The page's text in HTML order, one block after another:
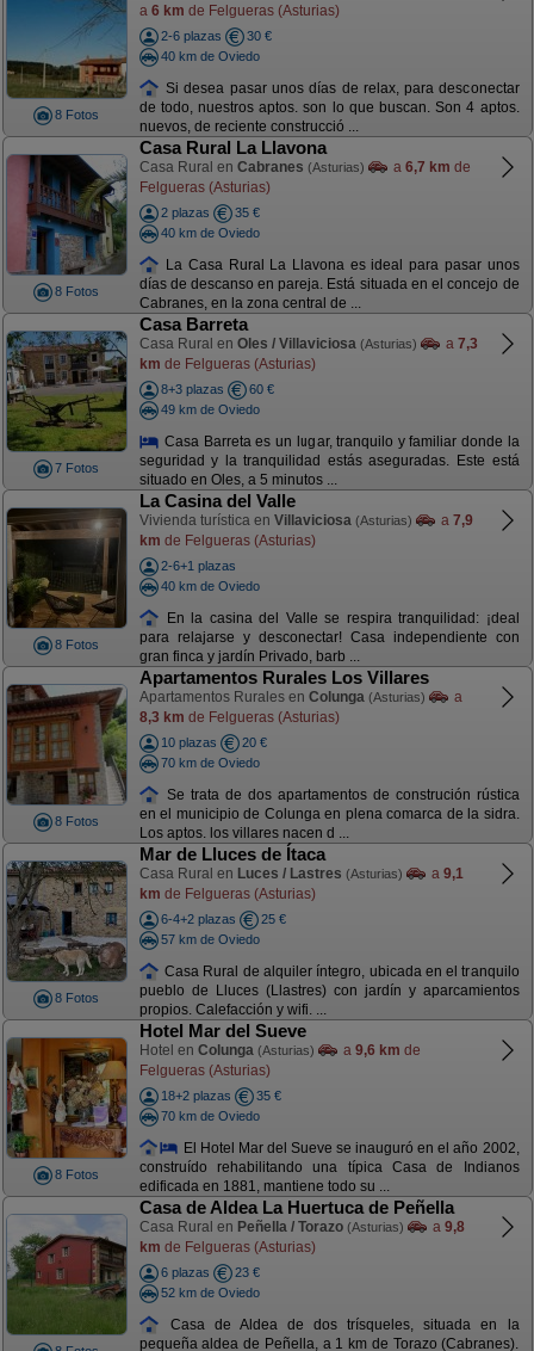
8 Fotos
a 6 km de Felgueras (Asturias)
2-6 plazas
30 €
40 km de Oviedo
Si desea pasar unos días de relax, para desconectar
de todo, nuestros aptos. son lo que buscan. Son 4 aptos.
nuevos, de reciente construcció ...
8 Fotos
Casa Rural La Llavona
Casa Rural en Cabranes (Asturias) a 6,7 km de
Felgueras (Asturias)
2 plazas
35 €
40 km de Oviedo
La Casa Rural La Llavona es ideal para pasar unos
días de descanso en pareja. Está situada en el concejo de
Cabranes, en la zona central de ...
7 Fotos
Casa Barreta
Casa Rural en Oles / Villaviciosa (Asturias) a 7,3
km de Felgueras (Asturias)
8+3 plazas
60 €
49 km de Oviedo
Casa Barreta es un lugar, tranquilo y familiar donde la
seguridad y la tranquilidad estás aseguradas. Este está
situado en Oles, a 5 minutos ...
8 Fotos
La Casina del Valle
Vivienda turística en Villaviciosa (Asturias) a 7,9
km de Felgueras (Asturias)
2-6+1 plazas
40 km de Oviedo
En la casina del Valle se respira tranquilidad: ¡deal
para relajarse y desconectar! Casa independiente con
gran finca y jardín Privado, barb ...
8 Fotos
Apartamentos Rurales Los Villares
Apartamentos Rurales en Colunga (Asturias)
a
8,3 km de Felgueras (Asturias)
10 plazas
20 €
70 km de Oviedo
Se trata de dos apartamentos de construción rústica
en el municipio de Colunga en plena comarca de la sidra.
Los aptos. los villares nacen d ...
8 Fotos
Mar de Lluces de Ítaca
Casa Rural en Luces / Lastres (Asturias) a 9,1
km de Felgueras (Asturias)
6-4+2 plazas
25 €
57 km de Oviedo
Casa Rural de alquiler íntegro, ubicada en el tranquilo
pueblo de Lluces (Llastres) con jardín y aparcamientos
propios. Calefacción y wifi. ...
8 Fotos
Hotel Mar del Sueve
Hotel en Colunga (Asturias) a 9,6 km de
Felgueras (Asturias)
18+2 plazas
35 €
70 km de Oviedo
El Hotel Mar del Sueve se inauguró en el año 2002,
construído rehabilitando una típica Casa de Indianos
edificada en 1881, mantiene todo su ...
Casa de Aldea La Huertuca de Peñella
Casa Rural en Peñella / Torazo (Asturias) a 9,8
km de Felgueras (Asturias)
6 plazas
23 €
52 km de Oviedo
Casa de Aldea de dos trísqueles, situada en la
pequeña aldea de Peñella, a 1 km de Torazo (Cabranes).